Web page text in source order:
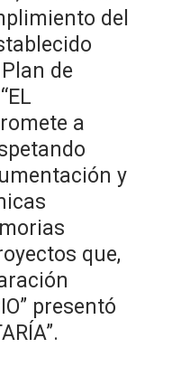
del
de
a
y
que,
presentó